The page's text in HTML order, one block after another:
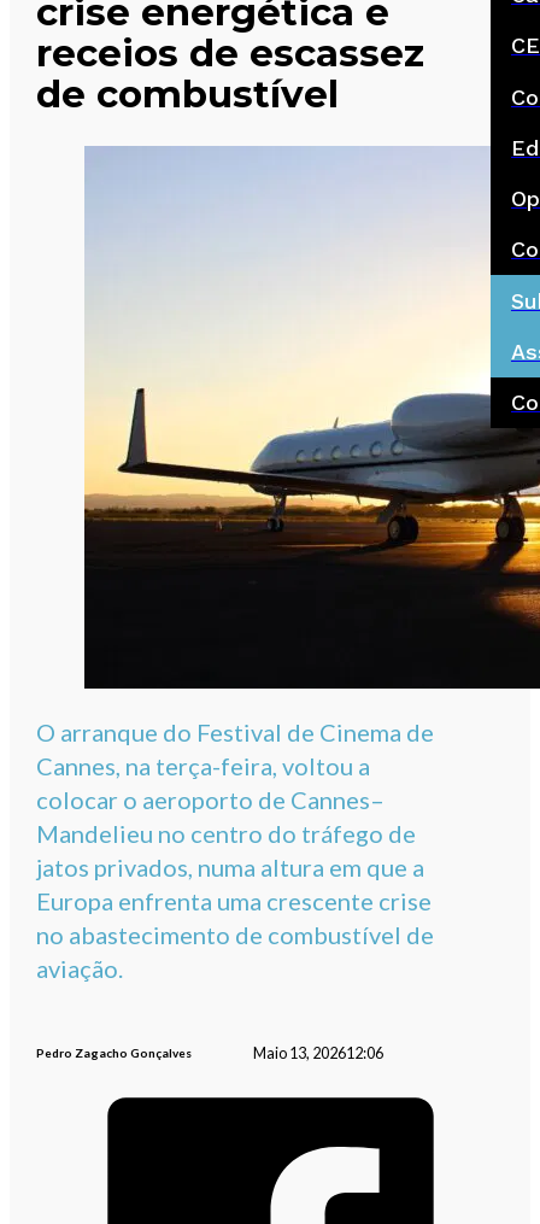
crise energética e
receios de escassez
de combustível
O arranque do Festival de Cinema de
Cannes, na terça-feira, voltou a
colocar o aeroporto de Cannes–
Mandelieu no centro do tráfego de
jatos privados, numa altura em que a
Europa enfrenta uma crescente crise
no abastecimento de combustível de
aviação.
Pedro Zagacho Gonçalves Maio 13, 202612:06